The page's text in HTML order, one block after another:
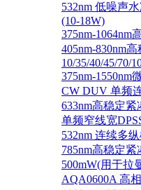
532nm 低噪声
(10-18W)
375nm-1064nm
405nm-830nm
10/35/40/45/70/
375nm-1550nm
CW DUV 单频
633nm高稳定
单频窄线宽
532nm 连续多
785nm高稳定
500mW(用于拉
AQA0600A 高